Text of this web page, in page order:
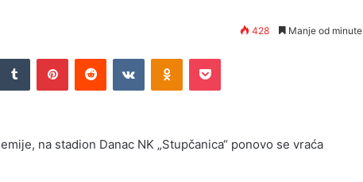
428 Manje od minute
Tumblr PinterestReddit VKontakteOdnoklassniki
Pocket
na stadion Danac NK „Stupčanica“ ponovo se vraća